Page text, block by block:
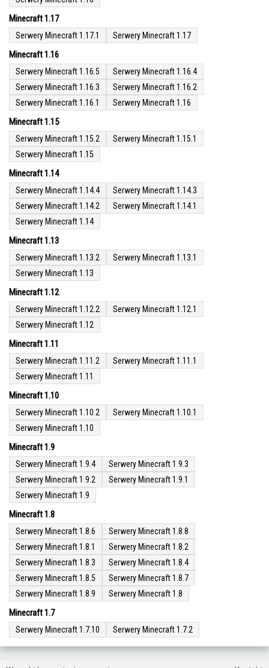
Minecraft 1.17
Serwery Minecraft 1.17.1 Serwery Minecraft 1.17
Minecraft 1.16
Serwery Minecraft 1.16.5
Serwery Minecraft 1.16.4
Serwery Minecraft 1.16.3
Serwery Minecraft 1.16.2
Serwery Minecraft 1.16.1
Serwery Minecraft 1.16
Minecraft 1.15
Serwery Minecraft 1.15.2
Serwery Minecraft 1.15.1
Serwery Minecraft 1.15
Minecraft 1.14
Serwery Minecraft 1.14.4
Serwery Minecraft 1.14.3
Serwery Minecraft 1.14.2
Serwery Minecraft 1.14.1
Serwery Minecraft 1.14
Minecraft 1.13
Serwery Minecraft 1.13.2
Serwery Minecraft 1.13.1
Serwery Minecraft 1.13
Minecraft 1.12
Serwery Minecraft 1.12.2
Serwery Minecraft 1.12.1
Serwery Minecraft 1.12
Minecraft 1.11
Serwery Minecraft 1.11.2
Serwery Minecraft 1.11.1
Serwery Minecraft 1.11
Minecraft 1.10
Serwery Minecraft 1.10.2
Serwery Minecraft 1.10.1
Serwery Minecraft 1.10
Minecraft 1.9
Serwery Minecraft 1.9.4
Serwery Minecraft 1.9.3
Serwery Minecraft 1.9.2
Serwery Minecraft 1.9.1
Serwery Minecraft 1.9
Minecraft 1.8
Serwery Minecraft 1.8.6
Serwery Minecraft 1.8.8
Serwery Minecraft 1.8.1
Serwery Minecraft 1.8.2
Serwery Minecraft 1.8.3
Serwery Minecraft 1.8.4
Serwery Minecraft 1.8.5
Serwery Minecraft 1.8.7
Serwery Minecraft 1.8.9
Serwery Minecraft 1.8
Minecraft 1.7
Serwery Minecraft 1.7.10 Serwery Minecraft 1.7.2